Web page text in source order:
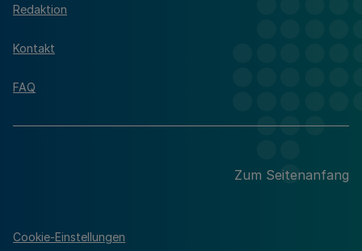
Redaktion
Kontakt
FAQ
Zum Seitenanfang
Cookie-Einstellungen